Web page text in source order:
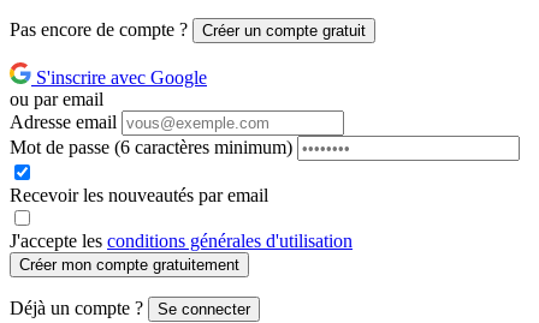
Pas encore de compte ? Créer un compte gratuit
S'inscrire avec Google
ou par email
Adresse email
Mot de passe (6 caractères minimum)
Recevoir les nouveautés par email
J'accepte les conditions générales d'utilisation
Créer mon compte gratuitement
Déjà un compte ? Se connecter